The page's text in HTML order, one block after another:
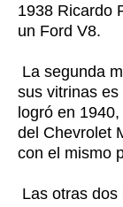
1938 Ricardo
un Ford V8.
La segunda
sus vitrinas es
logró en
del Chevrolet
con el mismo
Las otras dos